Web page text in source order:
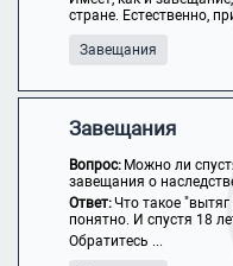
стране. Естественно,
Завещания
Завещания
Вопрос: Можно ли
завещания о
Ответ:Что такое
понятно. И спустя 18
Обратитесь ...